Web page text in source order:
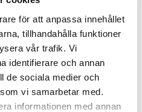
för att anpassa innehållet
tillhandahålla funktioner
vår trafik. Vi
identifierare och annan
de sociala medier och
vi samarbetar med.
informationen med annan